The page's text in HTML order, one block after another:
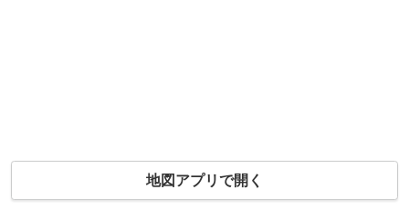
地図アプリで開く